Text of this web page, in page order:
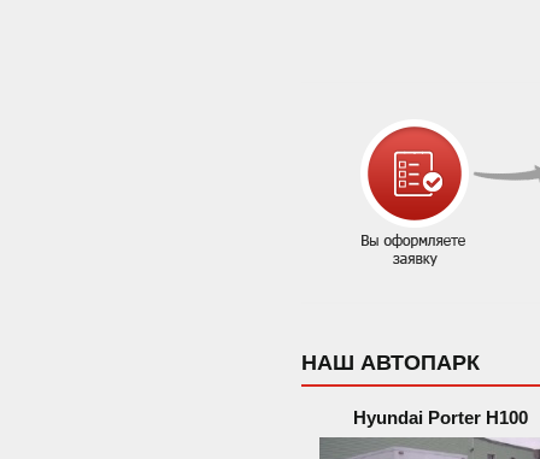
НАШ АВТОПАРК
Hyundai Porter H100